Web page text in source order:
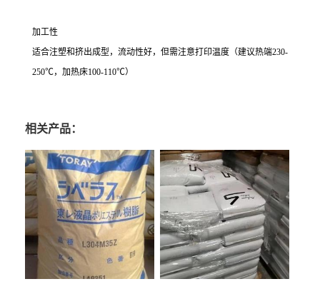
加工性
适合注塑和挤出成型，流动性好，但需注意打印温度（建议热端230-
250℃，加热床100-110℃）
相关产品：